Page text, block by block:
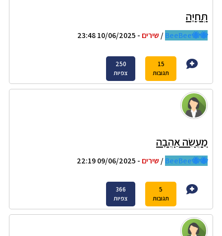
תְּחִיָּה
🐝🐝BeeBee
/ שירים - 10/06/2025 23:48
15
תגובות
250
צפיות
מַעֲשֵׂה אַהֲבָה
🐝🐝BeeBee
/ שירים - 09/06/2025 22:19
5
תגובות
366
צפיות